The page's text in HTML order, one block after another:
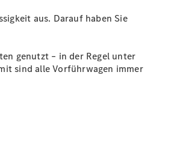
aus. Darauf haben Sie
genutzt – in der Regel unter
sind alle Vorführwagen immer